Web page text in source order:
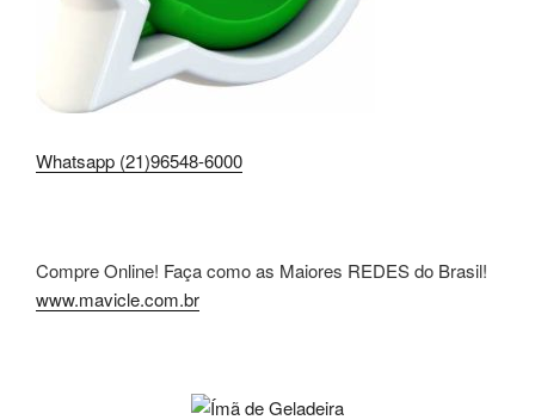
Whatsapp (21)96548-6000
Compre Online! Faça como as Maiores REDES do Brasil!
www.mavicle.com.br